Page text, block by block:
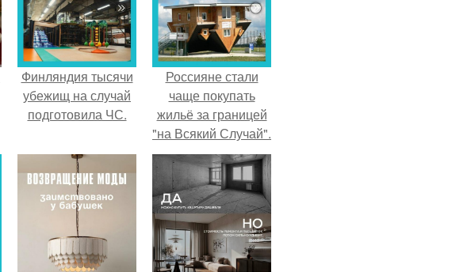
Финляндия тысячи
убежищ на случай
подготовила ЧС.
Россияне стали
чаще покупать
жильё за границей
"на Всякий Случай".